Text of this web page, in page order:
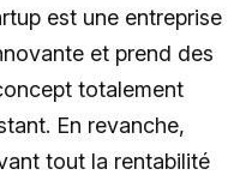
est une entreprise
et prend des
totalement
En revanche,
tout la rentabilité